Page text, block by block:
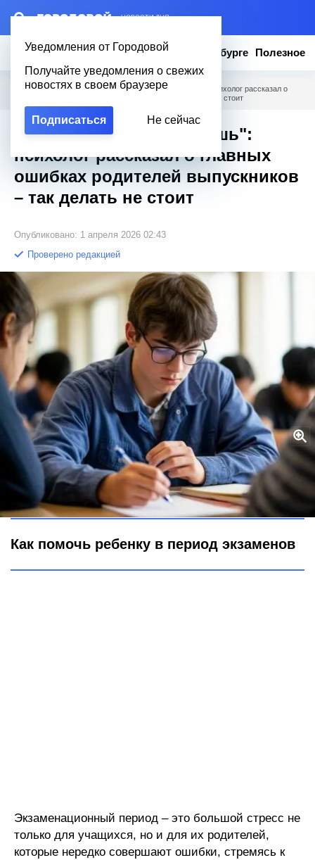
– НОВОСТИ ДНЯ
Уведомления от Городовой
Получайте уведомления о свежих
новостях в своем браузере
Подписаться Не сейчас
Новости Эксклюзив Вопросы о Петербурге Полезное
Городовой Полезное / "Не сдашь – не поступишь": психолог рассказал о
главных ошибках родителей выпускников – так делать не стоит
"Не сдашь – не поступишь":
психолог рассказал о главных
ошибках родителей выпускников
– так делать не стоит
Опубликовано: 1 апреля 2026 02:43
Проверено редакцией
"Не сдашь – не поступишь": психолог рассказал о главных
ошибках родителей выпускников – так делать не стоит
Городовой ру
Как помочь ребенку в период экзаменов
Экзаменационный период – это большой стресс не
только для учащихся, но и для их родителей,
которые нередко совершают ошибки, стремясь к